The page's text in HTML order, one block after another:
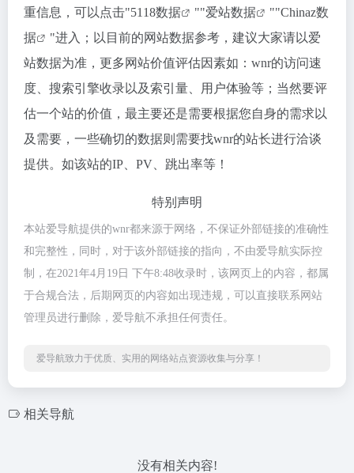
重信息，可以点击"5118数据 ""爱站数据 ""Chinaz数
据
"进入；以目前的网站数据参考，建议大家请以爱
站数据为准，更多网站价值评估因素如：wnr的访问速
度、搜索引擎收录以及索引量、用户体验等；当然要评
估一个站的价值，最主要还是需要根据您自身的需求以
及需要，一些确切的数据则需要找wnr的站长进行洽谈
提供。如该站的IP、PV、跳出率等！
特别声明
本站爱导航提供的wnr都来源于网络，不保证外部链接的准确性
和完整性，同时，对于该外部链接的指向，不由爱导航实际控
制，在2021年4月19日 下午8:48收录时，该网页上的内容，都属
于合规合法，后期网页的内容如出现违规，可以直接联系网站
管理员进行删除，爱导航不承担任何责任。
爱导航致力于优质、实用的网络站点资源收集与分享！
相关导航
没有相关内容!